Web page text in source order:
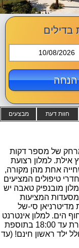
בדילים
10/08/2026
מבצעים חוות דעת
של מספר דקות
אילת. למלון רצועת
מטרים, 4 בריכות שחייה אחת מהן מקורה,
טיפולים המציעים
מובנפיק טאבה יש
מסעדות המציעות
סי-של
הים. למלון אינטרנט
חינם. במלון חנייה ללא תשלום. עזיבה מאוחרת עד 18:00 בתוספת
ילד ראשון חינם! (עד